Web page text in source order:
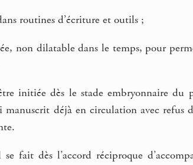
routines d’écriture et outils ;
non dilatable dans le temps, pour
initiée dès le stade embryonnaire du
manuscrit déjà en circulation avec refus
fait dès l’accord réciproque